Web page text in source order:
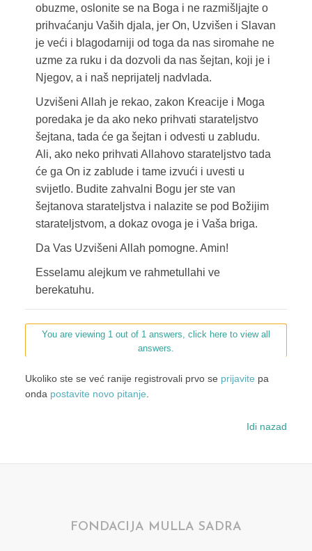
obuzme, oslonite se na Boga i ne razmišljajte o
prihvaćanju Vaših djala, jer On, Uzvišen i Slavan
je veći i blagodarniji od toga da nas siromahe ne
uzme za ruku i da dozvoli da nas šejtan, koji je i
Njegov, a i naš neprijatelj nadvlada.
Uzvišeni Allah je rekao, zakon Kreacije i Moga
poredaka je da ako neko prihvati starateljstvo
šejtana, tada će ga šejtan i odvesti u zabludu.
Ali, ako neko prihvati Allahovo starateljstvo tada
će ga On iz zablude i tame izvući i uvesti u
svijetlo. Budite zahvalni Bogu jer ste van
šejtanova starateljstva i nalazite se pod Božijim
starateljstvom, a dokaz ovoga je i Vaša briga.
Da Vas Uzvišeni Allah pomogne. Amin!
Esselamu alejkum ve rahmetullahi ve
berekatuhu.
You are viewing 1 out of 1 answers, click here to view all
answers.
Ukoliko ste se već ranije registrovali prvo se prijavite pa
onda postavite novo pitanje.
Idi nazad
FONDACIJA MULLA SADRA